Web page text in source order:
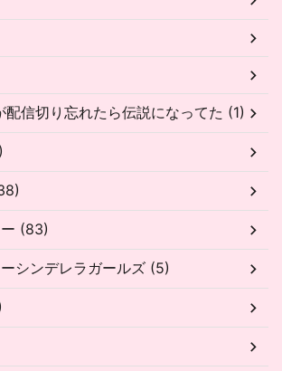
信切り忘れたら伝説になってた (1)
(83)
シンデレラガールズ (5)